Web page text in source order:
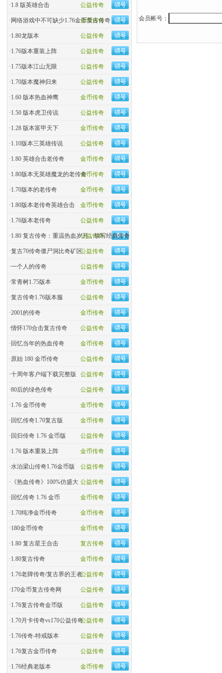
公益传奇
·1.8 版英雄合击
金币传奇
· 网络游戏中不可缺少1.76金币复古传奇
公益传奇
·1.80龙版本
公益传奇
·1.76版本重装上阵
公益传奇
·1.75版本江山无限
公益传奇
·1.70版本魔神归来
金币传奇
·1.60 版本热血神鹰
公益传奇
·1.50 版本虎卫传说
金币传奇
·1.28 版本富甲天下
公益传奇
·1.10版本三英雄传说
金币传奇
·1.80 英雄合击老传奇
金币传奇
·1.80版本无英雄魔龙的老传奇
金币传奇
·1.70版本的老传奇
金币传奇
·1.80版本老传奇英雄合击
公益传奇
·1.76版本老传奇
公益传奇
·1.80 复古传奇：重温热血岁月，续写经典传奇
公益传奇
·复古70传奇僵尸洞比奇矿区
公益传奇
·一个人的传奇
金币传奇
·常青树1.75版本
公益传奇
·复古传奇1.76版本服
金币传奇
·2001的传奇
公益传奇
·情怀170合击复古传奇
金币传奇
· 回忆当年的热血传奇
公益传奇
·原始 180 金币传奇
公益传奇
·十周年客户端下载完整版
公益传奇
·80后的绿色传奇
金币传奇
·1.76 金币传奇
金币传奇
· 回忆传奇1.70复古版
公益传奇
· 回归传奇 1.76 金币版
金币传奇
·1.76 版本重装上阵
公益传奇
·水泊梁山传奇1.76金币版
公益传奇
· 《热血传奇》100%仿盛大
金币传奇
· 回忆传奇 1.76 金币
金币传奇
·1.70纯净金币传奇
金币传奇
·180金币传奇
复古传奇
·1.80 复古星王合击
金币传奇
·1.80复古传奇
公益传奇
·1.76老牌传奇/复古界的王者
公益传奇
·170金币复古传奇网
公益传奇
·1.76复古传奇金币版
公益传奇
·1.70月卡传奇vs170公益传奇
公益传奇
·1.76传奇-特戒版本
公益传奇
·1.76复古金币传奇
金币传奇
·1.76经典老版本
会员帐号：